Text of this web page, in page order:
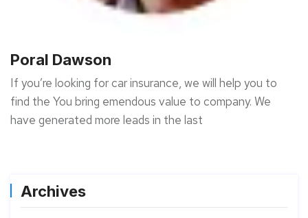
Poral Dawson
If you’re looking for car insurance, we will help you to
find the You bring emendous value to company. We
have generated more leads in the last
Archives